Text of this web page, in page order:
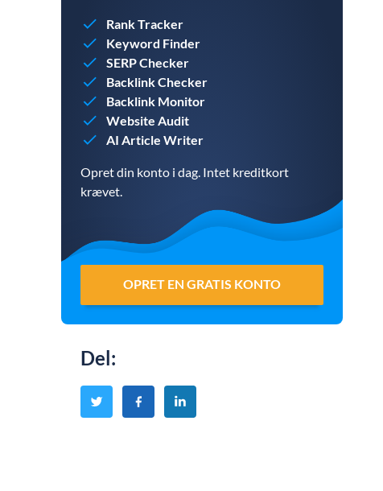
Rank Tracker
Keyword Finder
SERP Checker
Backlink Checker
Backlink Monitor
Website Audit
AI Article Writer
Opret din konto i dag. Intet kreditkort
krævet.
OPRET EN GRATIS KONTO
Del: